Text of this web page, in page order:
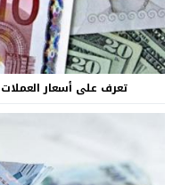
تعرف على أسعار العملات